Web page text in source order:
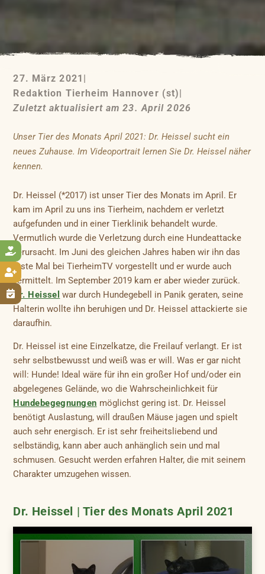



27. März 2021
Redaktion Tierheim Hannover (st)
Zuletzt aktualisiert am 23. April 2026
Unser Tier des Monats April 2021: Dr. Heissel sucht ein
neues Zuhause. Im Videoportrait lernen Sie Dr. Heissel näher
kennen.
Dr. Heissel (*2017) ist unser Tier des Monats im April. Er
kam im April zu uns ins Tierheim, nachdem er verletzt
aufgefunden und in einer Tierklinik behandelt wurde.
Vermutlich wurde die Verletzung durch eine Hundeattacke
verursacht. Im Juni des gleichen Jahres haben wir ihn das
erste Mal bei TierheimTV vorgestellt und er wurde auch
vermittelt. Im September 2019 kam er aber wieder zurück.
Dr. Heissel war durch Hundegebell in Panik geraten, seine
Halterin wollte ihn beruhigen und Dr. Heissel attackierte sie
daraufhin.
Dr. Heissel ist eine Einzelkatze, die Freilauf verlangt. Er ist
sehr selbstbewusst und weiß was er will. Was er gar nicht
will: Hunde! Ideal wäre für ihn ein großer Hof und/oder ein
abgelegenes Gelände, wo die Wahrscheinlichkeit für
Hundebegegnungen möglichst gering ist. Dr. Heissel
benötigt Auslastung, will draußen Mäuse jagen und spielt
auch sehr energisch. Er ist sehr freiheitsliebend und
selbständig, kann aber auch anhänglich sein und mal
schmusen. Gesucht werden erfahren Halter, die mit seinem
Charakter umzugehen wissen.
Dr. Heissel | Tier des Monats April 2021